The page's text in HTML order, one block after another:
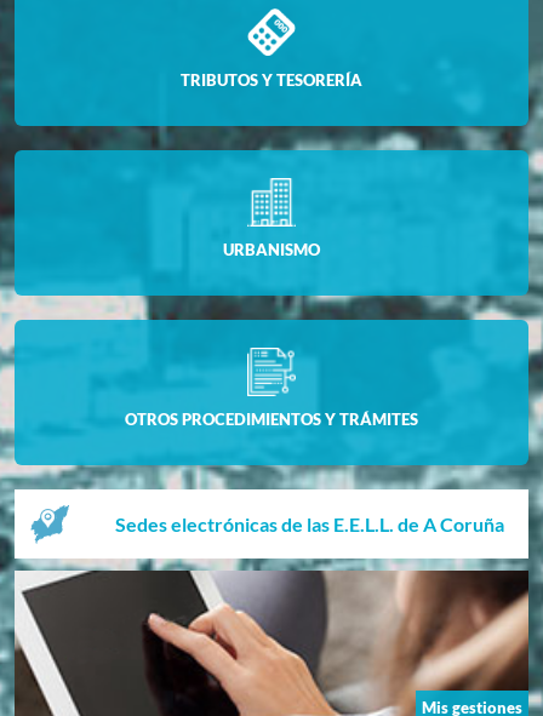
TRIBUTOS Y TESORERÍA
URBANISMO
OTROS PROCEDIMIENTOS Y TRÁMITES
Sedes electrónicas de las E.E.L.L. de A Coruña
Mis gestiones